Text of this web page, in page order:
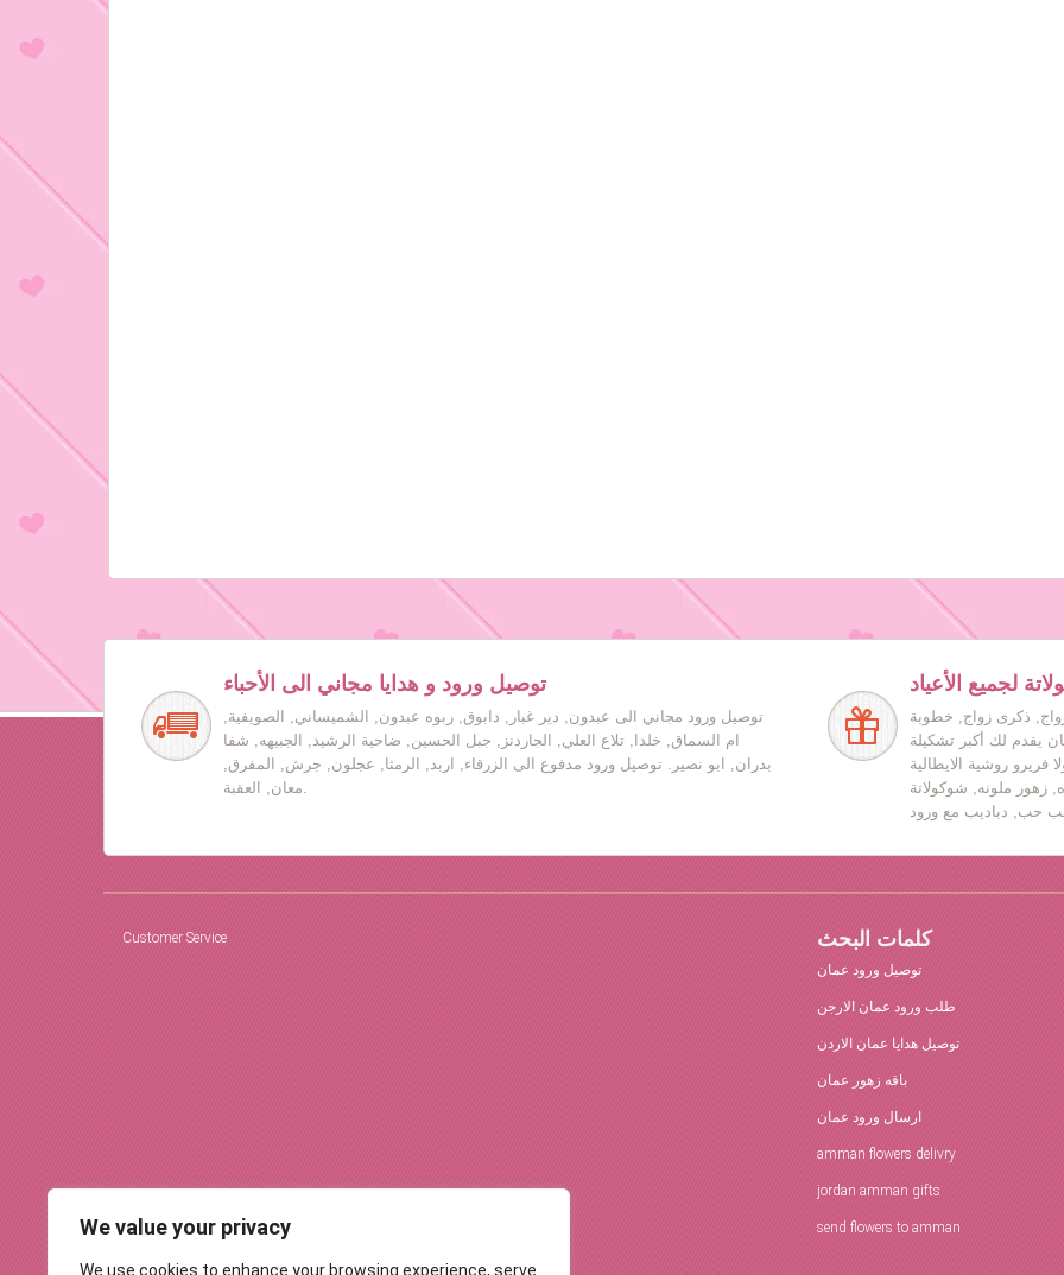
We value your privacy
We use cookies to enhance your browsing experience, serve
توصيل ورود و هدايا مجاني الى الأحباء
توصيل ورود مجاني الى عبدون, دير غبار, دابوق, ربوه عبدون, الشميساني, الصويفية,
ام السماق, خلدا, تلاع العلي, الجاردنز, جبل الحسين, ضاحية الرشيد, الجبيهه, شفا
بدران, ابو نصير. توصيل ورود مدفوع الى الزرقاء, اربد, الرمثا, عجلون, جرش, المفرق,
معان, العقبة.
لجميع الأعياد
ذكرى زواج, خطوبة
يقدم لك أكبر تشكيلة
فريرو روشية الايطالية
زهور ملونه, شوكولاتة
Customer Service كلمات البحث
توصيل ورود عمان
طلب ورود عمان الارجن
توصيل هدايا عمان الاردن
باقه زهور عمان
ارسال ورود عمان
amman flowers delivry
jordan amman gifts
send flowers to amman